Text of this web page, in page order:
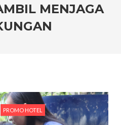
MENJAGA
PROMO HOTEL